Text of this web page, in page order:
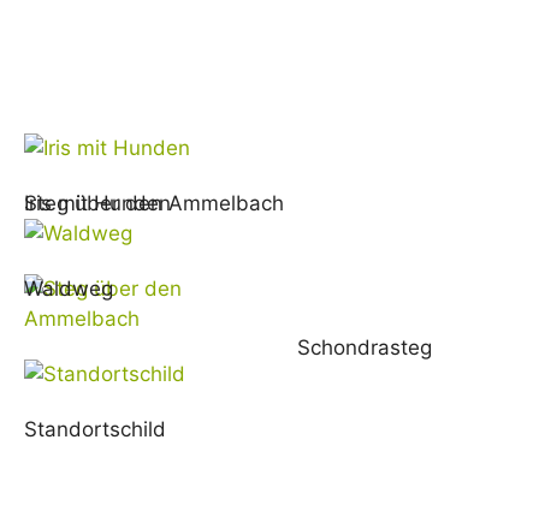
Iris mit Hunden
Waldweg
Steg über den Ammelbach
Standortschild
Schondrasteg